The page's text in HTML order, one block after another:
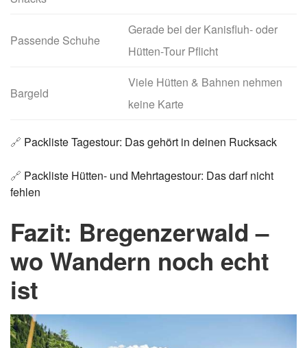
Passende Schuhe
Gerade bei der Kanisfluh- oder
Hütten-Tour Pflicht
Bargeld
Viele Hütten & Bahnen nehmen
keine Karte
🔗 Packliste Tagestour: Das gehört in deinen Rucksack
🔗 Packliste Hütten- und Mehrtagestour: Das darf nicht
fehlen
Fazit: Bregenzerwald –
wo Wandern noch echt
ist